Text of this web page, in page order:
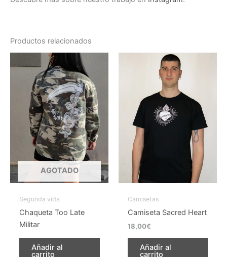
Productos relacionados
AGOTADO
Segunda vida
Chaqueta Too Late
Militar
Añadir al
carrito
Camisetas
Camiseta Sacred Heart
18,00€
Añadir al
carrito
múltiples
variantes.
Las
opciones
se
pueden
elegir
en
página
de
producto